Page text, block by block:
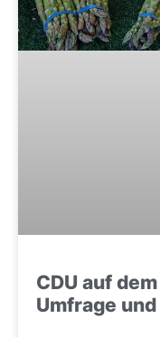
CDU auf
Umfrage